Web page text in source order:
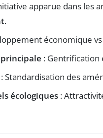
apparue dans les
.
économique
: Gentrification
: Standardisation des
écologiques :